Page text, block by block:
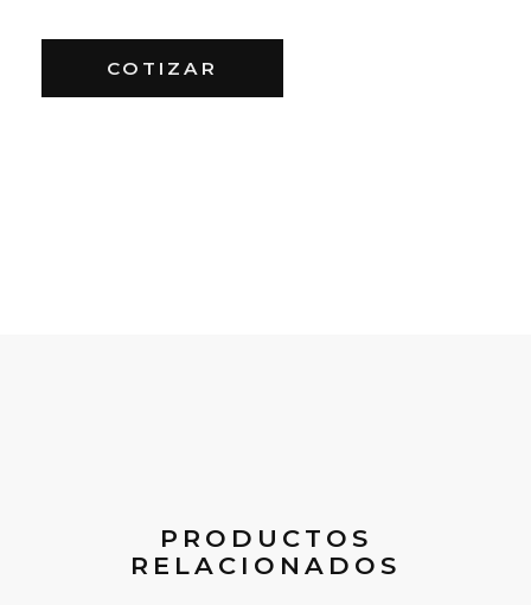
COTIZAR
PRODUCTOS
RELACIONADOS